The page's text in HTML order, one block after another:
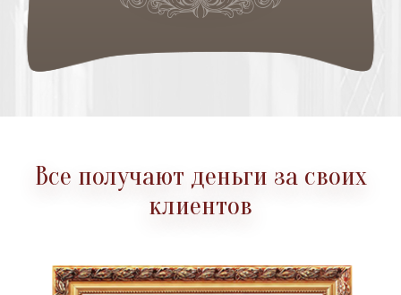
Все получают деньги за своих
клиентов